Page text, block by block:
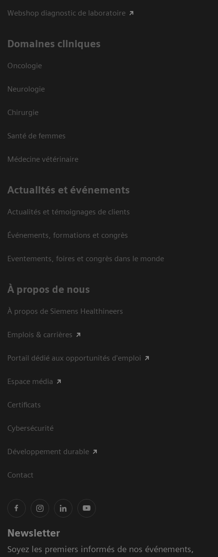
Webshop diagnostic de laboratoire
Domaines cliniques
Oncologie
Neurologie
Chirurgie
Santé de femmes
Médecine vétérinaire
Actualités et événements
Actualités et témoignages de clients
Événements, formations et congrès
Eventements, foires et congrès dans le monde
À propos de nous
À propos de Siemens Healthineers
Emplois & carrières
Portail dédié aux opportunités d'emploi
Espace média
Certificats
Cybersécurité
Développement durable
Contact
Newsletter
Soyez les premiers informés de nos événements,